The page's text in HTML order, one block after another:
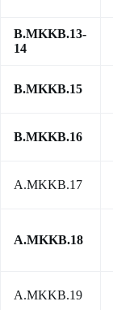
B.MKKB.13-
14
B.MKKB.15
B.MKKB.16
A.MKKB.17
A.MKKB.18
A.MKKB.19